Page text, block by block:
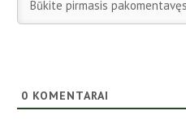
0 KOMENTARAI